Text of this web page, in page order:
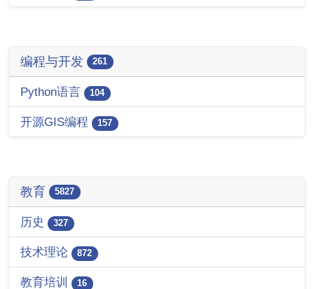
编程与开发 261
Python语言 104
开源GIS编程 157
教育 5827
历史 327
技术理论 872
教育培训 16